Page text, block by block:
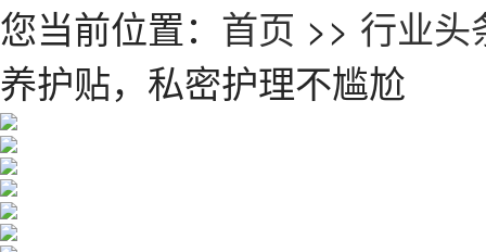
您当前位置： 首页 >> 行业头
养护贴，私密护理不尴尬